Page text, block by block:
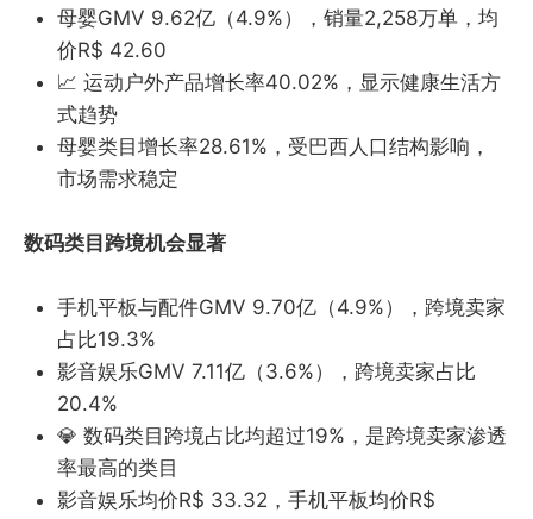
母婴GMV 9.62亿（4.9%），销量2,258万单，均
价R$ 42.60
📈 运动户外产品增长率40.02%，显示健康生活方
式趋势
母婴类目增长率28.61%，受巴西人口结构影响，
市场需求稳定
数码类目跨境机会显著
手机平板与配件GMV 9.70亿（4.9%），跨境卖家
占比19.3%
影音娱乐GMV 7.11亿（3.6%），跨境卖家占比
20.4%
💎 数码类目跨境占比均超过19%，是跨境卖家渗透
率最高的类目
影音娱乐均价R$ 33.32，手机平板均价R$